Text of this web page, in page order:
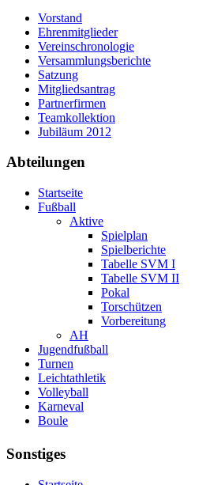
Vorstand
Ehrenmitglieder
Vereinschronologie
Versammlungsberichte
Satzung
Mitgliedsantrag
Partnerfirmen
Teamkollektion
Jubiläum 2012
Abteilungen
Startseite
Fußball
Aktive
Spielplan
Spielberichte
Tabelle SVM I
Tabelle SVM II
Pokal
Torschützen
Vorbereitung
AH
Jugendfußball
Turnen
Leichtathletik
Volleyball
Karneval
Boule
Sonstiges